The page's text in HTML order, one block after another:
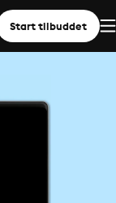
Start tilbuddet